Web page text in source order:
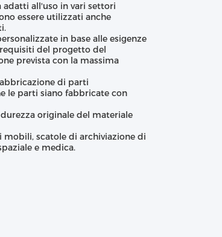
adatti all'uso in vari settori
essere utilizzati anche
in base alle esigenze
del progetto del
prevista con la massima
di parti
le parti siano fabbricate con
originale del materiale
scatole di archiviazione di
e medica.